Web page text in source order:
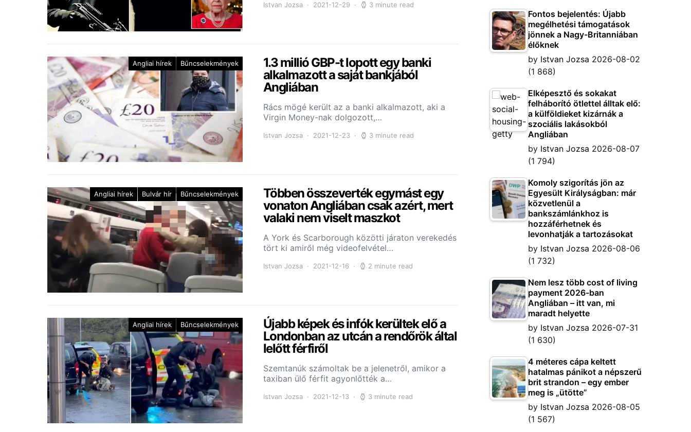
Istvan Jozsa 2021-12-29 3 minute read
Angliai hírek Bűncselekmények
1.3 millió GBP-t lopott egy banki
alkalmazott a saját bankjából
Angliában
Rács mögé került az a banki alkalmazott, aki a
Virgin Money-nak dolgozott,…
Istvan Jozsa 2021-12-23 3 minute read
Angliai hírek Bulvár hír Bűncselekmények
Többen összeverték egymást egy
vonaton Angliában csak azért, mert
valaki nem viselt maszkot
A York és Scarborough közötti járaton verekedés
tört ki amiről még videofelvétel…
Istvan Jozsa 2021-12-16 2 minute read
Angliai hírek Bűncselekmények
Újabb képek és infók kerültek elő a
Londonban az utcán a rendőrök által
lelőtt férfiről
Szemtanúk számoltak be a jelenetről, amikor a
taxiban ülő férfit agyonlőtték a…
Istvan Jozsa 2021-12-13 3 minute read
Fontos bejelentés: Újabb
megélhetési támogatások
jönnek a Nagy-Britanniában
élőknek
by Istvan Jozsa 2026-08-02
(1 868)
Elképesztő és sokakat
felháborító ötlettel álltak elő:
a külföldieket kizárnák a
szociális lakásokból
Angliában
by Istvan Jozsa 2026-08-07
(1 794)
Komoly szigorítás jön az
Egyesült Királyságban: már
közvetlenül a
bankszámlánkhoz is
hozzáférhetnek és
levonhatják a tartozásokat
by Istvan Jozsa 2026-08-06
(1 732)
Nem lesz több cost of living
payment 2026-ban
Angliában – itt van, mi
maradt helyette
by Istvan Jozsa 2026-07-31
(1 630)
4 méteres cápa keltett
hatalmas pánikot a népszerű
brit strandon – egy ember
meg is „ütötte”
by Istvan Jozsa 2026-08-05
(1 567)